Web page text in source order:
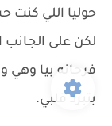
حوليا اللي كنت
لكن على الجانب
فرحانه بيا وهي
بتبرد قلبي.